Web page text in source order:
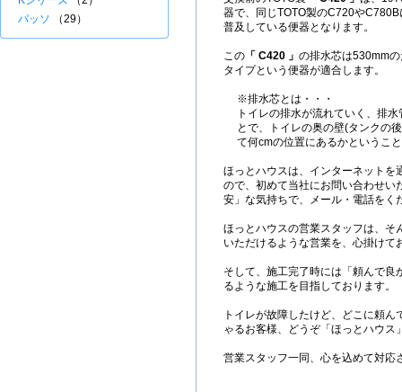
器で、同じTOTO製のC720や
普及している便器となります。
この 「 C420 」 の排水芯は530mm
タイプという便器が適合します。
※排水芯とは・・・
トイレの排水が流れていく、排
とで、トイレの奥の壁(タンクの
て何cmの位置にあるかというこ
ほっとハウスは、インターネットを
ので、初めて当社にお問い合わせい
安」な気持ちで、メール・電話をく
ほっとハウスの営業スタッフは、そ
いただけるような営業を、心掛けて
そして、施工完了時には「頼んで良
るような施工を目指しております。
トイレが故障したけど、どこに頼
ゃるお客様、どうぞ「ほっとハウス
営業スタッフ一同、心を込めて対応
パッソ （29）